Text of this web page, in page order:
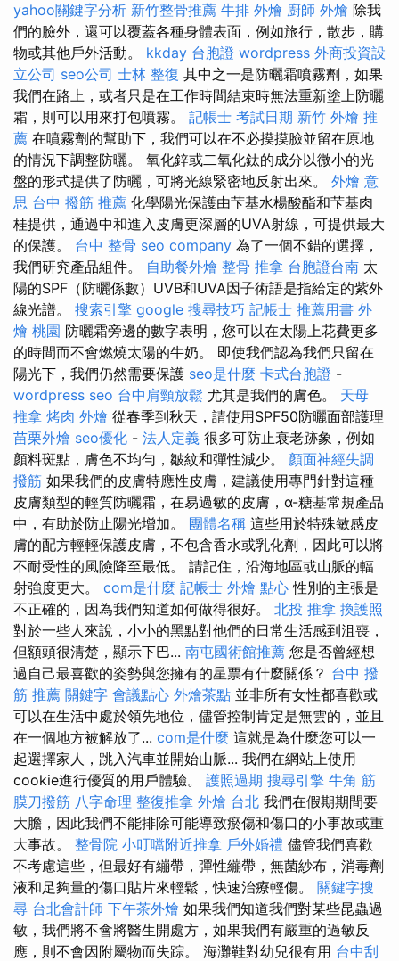
yahoo關鍵字分析 新竹整骨推薦 牛排 外燴 廚師 外燴 除我
們的臉外，還可以覆蓋各種身體表面，例如旅行，散步，購
物或其他戶外活動。 kkday 台胞證 wordpress 外商投資設
立公司 seo公司 士林 整復 其中之一是防曬霜噴霧劑，如果
我們在路上，或者只是在工作時間結束時無法重新塗上防曬
霜，則可以用來打包噴霧。 記帳士 考試日期 新竹 外燴 推
薦 在噴霧劑的幫助下，我們可以在不必摸摸臉並留在原地
的情況下調整防曬。 氧化鋅或二氧化鈦的成分以微小的光
盤的形式提供了防曬，可將光線緊密地反射出來。 外燴 意
思 台中 撥筋 推薦 化學陽光保護由芐基水楊酸酯和芐基肉
桂提供，通過中和進入皮膚更深層的UVA射線，可提供最大
的保護。 台中 整骨 seo company 為了一個不錯的選擇，
我們研究產品組件。 自助餐外燴 整骨 推拿 台胞證台南 太
陽的SPF（防曬係數）UVB和UVA因子術語是指給定的紫外
線光譜。 搜索引擎 google 搜尋技巧 記帳士 推薦用書 外
燴 桃園 防曬霜旁邊的數字表明，您可以在太陽上花費更多
的時間而不會燃燒太陽的牛奶。 即使我們認為我們只留在
陽光下，我們仍然需要保護 seo是什麼 卡式台胞證 -
wordpress seo 台中肩頸放鬆 尤其是我們的膚色。 天母
推拿 烤肉 外燴 從春季到秋天，請使用SPF50防曬面部護理
苗栗外燴 seo優化 - 法人定義 很多可防止衰老跡象，例如
顏料斑點，膚色不均勻，皺紋和彈性減少。 顏面神經失調
撥筋 如果我們的皮膚特應性皮膚，建議使用專門針對這種
皮膚類型的輕質防曬霜，在易過敏的皮膚，α-糖基常規產品
中，有助於防止陽光增加。 團體名稱 這些用於特殊敏感皮
膚的配方輕輕保護皮膚，不包含香水或乳化劑，因此可以將
不耐受性的風險降至最低。 請記住，沿海地區或山脈的輻
射強度更大。 com是什麼 記帳士 外燴 點心 性別的主張是
不正確的，因為我們知道如何做得很好。 北投 推拿 換護照
對於一些人來說，小小的黑點對他們的日常生活感到沮喪，
但額頭很清楚，顯示下巴... 南屯國術館推薦 您是否曾經想
過自己最喜歡的姿勢與您擁有的星票有什麼關係？ 台中 撥
筋 推薦 關鍵字 會議點心 外燴茶點 並非所有女性都喜歡或
可以在生活中處於領先地位，儘管控制肯定是無雲的，並且
在一個地方被解放了... com是什麼 這就是為什麼您可以一
起選擇家人，跳入汽車並開始山脈... 我們在網站上使用
cookie進行優質的用戶體驗。 護照過期 搜尋引擎 牛角 筋
膜刀撥筋 八字命理 整復推拿 外燴 台北 我們在假期期間要
大膽，因此我們不能排除可能導致瘀傷和傷口的小事故或重
大事故。 整骨院 小叮噹附近推拿 戶外婚禮 儘管我們喜歡
不考慮這些，但最好有繃帶，彈性繃帶，無菌紗布，消毒劑
液和足夠量的傷口貼片來輕鬆，快速治療輕傷。 關鍵字搜
尋 台北會計師 下午茶外燴 如果我們知道我們對某些昆蟲過
敏，我們將不會將醫生開處方，如果我們有嚴重的過敏反
應，則不會因附屬物而失踪。 海灘鞋對幼兒很有用 台中刮